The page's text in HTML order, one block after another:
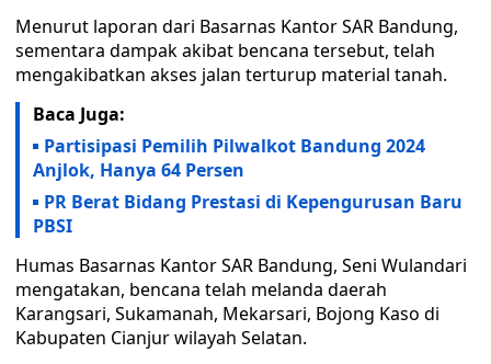
Menurut laporan dari Basarnas Kantor SAR Bandung,
sementara dampak akibat bencana tersebut, telah
mengakibatkan akses jalan terturup material tanah.
Baca Juga:
Partisipasi Pemilih Pilwalkot Bandung 2024
Anjlok, Hanya 64 Persen
PR Berat Bidang Prestasi di Kepengurusan Baru
PBSI
Humas Basarnas Kantor SAR Bandung, Seni Wulandari
mengatakan, bencana telah melanda daerah
Karangsari, Sukamanah, Mekarsari, Bojong Kaso di
Kabupaten Cianjur wilayah Selatan.